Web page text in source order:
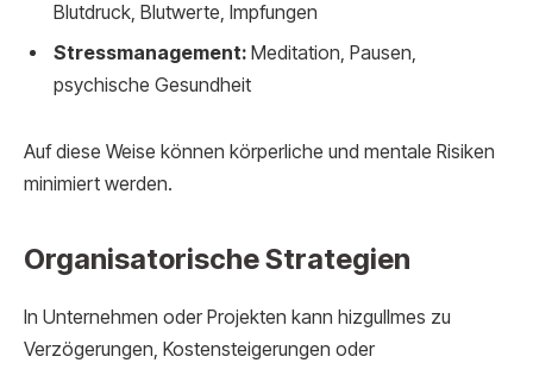
Blutdruck, Blutwerte, Impfungen
Stressmanagement: Meditation, Pausen,
psychische Gesundheit
Auf diese Weise können körperliche und mentale Risiken
minimiert werden.
Organisatorische Strategien
In Unternehmen oder Projekten kann hizgullmes zu
Verzögerungen, Kostensteigerungen oder